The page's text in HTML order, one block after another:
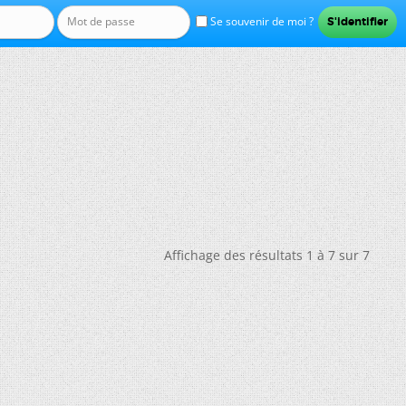
Se souvenir de moi ?
Affichage des résultats 1 à 7 sur 7